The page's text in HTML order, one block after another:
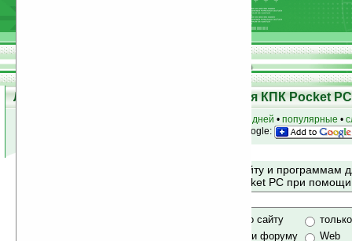
25
Лучшие и популярные программы для КПК Pocket PC
за 7 дней • популярные •
на Google:
Поиск по сайту и программам
Mobile и Pocket PC при
только по сайту
по сайту и форуму
Web